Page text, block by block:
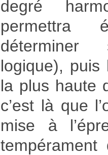
degré
permettra
déterminer
logique),
la plus haute
c’est là que
mise à
tempérament